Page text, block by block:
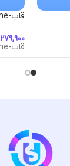
قاب-Unicorn Frame
قاب-Unicorn Frame